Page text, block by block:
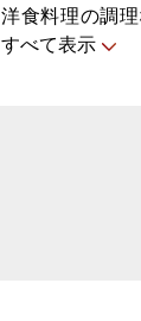
洋食料理の調
すべて表示